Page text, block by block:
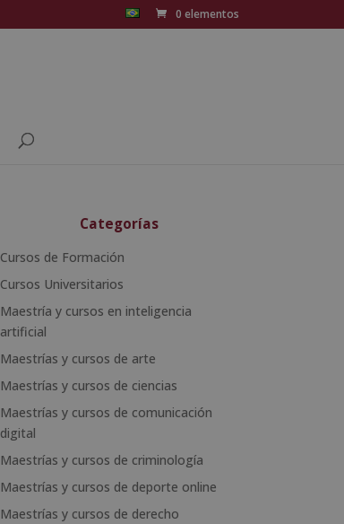
0 elementos
Categorías
Cursos de Formación
Cursos Universitarios
Maestría y cursos en inteligencia
artificial
Maestrías y cursos de arte
Maestrías y cursos de ciencias
Maestrías y cursos de comunicación
digital
Maestrías y cursos de criminología
Maestrías y cursos de deporte online
Maestrías y cursos de derecho